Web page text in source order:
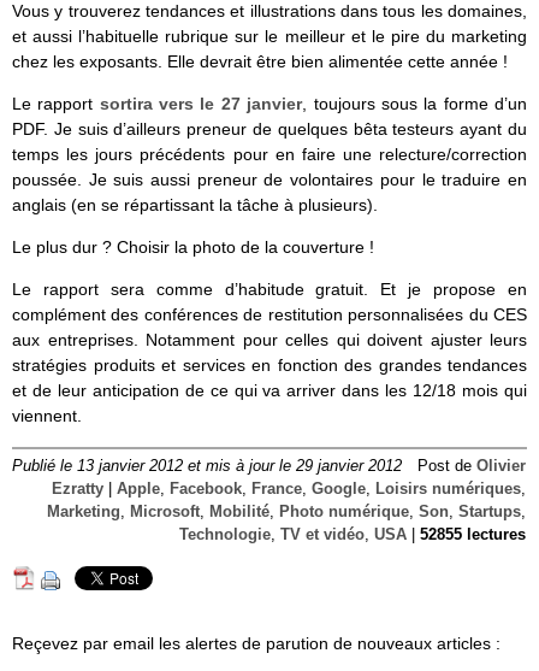
Vous y trouverez tendances et illustrations dans tous les domaines,
et aussi l’habituelle rubrique sur le meilleur et le pire du marketing
chez les exposants. Elle devrait être bien alimentée cette année !
Le rapport sortira vers le 27 janvier, toujours sous la forme d’un
PDF. Je suis d’ailleurs preneur de quelques bêta testeurs ayant du
temps les jours précédents pour en faire une relecture/correction
poussée. Je suis aussi preneur de volontaires pour le traduire en
anglais (en se répartissant la tâche à plusieurs).
Le plus dur ? Choisir la photo de la couverture !
Le rapport sera comme d’habitude gratuit. Et je propose en
complément des conférences de restitution personnalisées du CES
aux entreprises. Notamment pour celles qui doivent ajuster leurs
stratégies produits et services en fonction des grandes tendances
et de leur anticipation de ce qui va arriver dans les 12/18 mois qui
viennent.
Publié le 13 janvier 2012 et mis à jour le 29 janvier 2012 Post de Olivier
Ezratty
Apple, Facebook, France, Google, Loisirs numériques,
Marketing, Microsoft, Mobilité, Photo numérique, Son, Startups,
Technologie, TV et vidéo, USA 52855 lectures
Reçevez par email les alertes de parution de nouveaux articles :